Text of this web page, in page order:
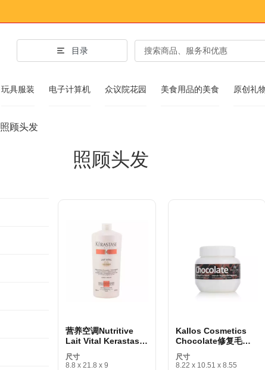
目录
玩具服装 电子计算机 众议院花园 美食用品的美食 原创礼
时尚配件
服装和鞋子
照顾头发
照顾头发
营养空调Nutritive
Lait Vital Kerastase
Vital Irisome （1000
毫升）1升
尺寸
8.8 x 21.8 x 9
Kallos Cosmetics
Chocolate修复毛细
血管面膜（1件）
尺寸
8.22 x 10.51 x 8.55